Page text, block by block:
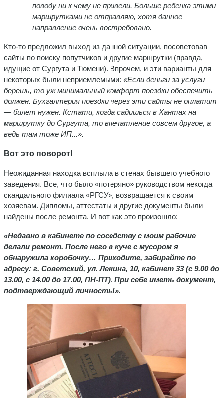
поводу ни к чему не привели. Больше ребенка этими
маршрутками не отправляю, хотя данное
направление очень востребовано.
Кто-то предложил выход из данной ситуации, посоветовав
сайты по поиску попутчиков и другие маршрутки (правда,
идущие от Сургута и Тюмени). Впрочем, и эти варианты для
некоторых были неприемлемыми: «Если деньги за услуги
берешь, то уж минимальный комфорт поездки обеспечить
должен. Бухгалтерия поездки через эти сайты не оплатит
— билет нужен. Кстати, когда садишься в Хантах на
маршрутку до Сургута, то впечатление совсем другое, а
ведь там тоже ИП...».
Вот это поворот!
Неожиданная находка всплыла в стенах бывшего учебного
заведения. Все, что было «потеряно» руководством некогда
скандального филиала «РГСУ», возвращается к своим
хозяевам. Дипломы, аттестаты и другие документы были
найдены после ремонта. И вот как это произошло:
«Недавно в кабинете по соседству с моим рабочие
делали ремонт. После него в куче с мусором я
обнаружила коробочку… Приходите, забирайте по
адресу: г. Советский, ул. Ленина, 10, кабинет 33 (с 9.00 до
13.00, с 14.00 до 17.00, ПН-ПТ). При себе иметь документ,
подтверждающий личность!».